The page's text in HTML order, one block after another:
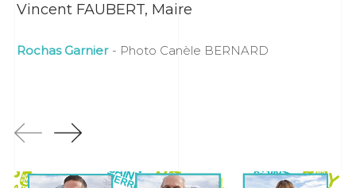
Vincent FAUBERT, Maire
Rochas Garnier - Photo Canèle BERNARD